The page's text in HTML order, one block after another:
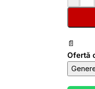
📄
Ofertă